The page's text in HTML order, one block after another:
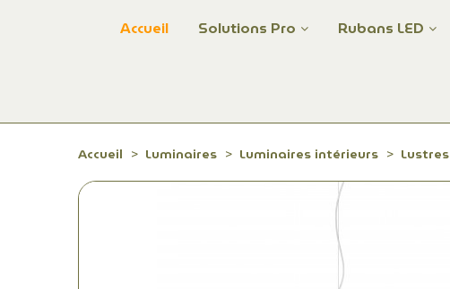
Accueil Solutions Pro Rubans LED
Accueil Luminaires Luminaires intérieurs Lustres